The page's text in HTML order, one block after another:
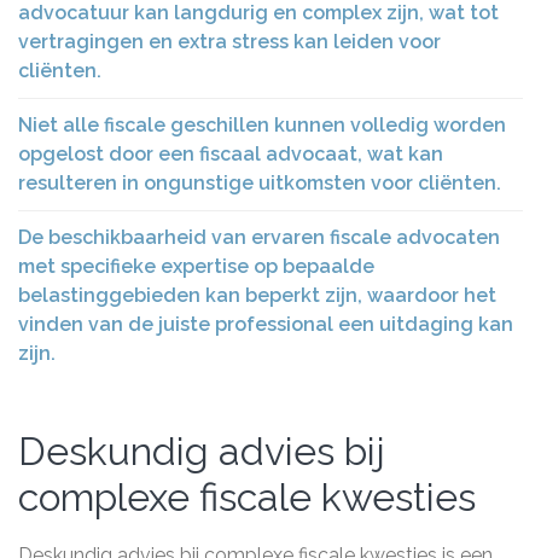
advocatuur kan langdurig en complex zijn, wat tot
vertragingen en extra stress kan leiden voor
cliënten.
Niet alle fiscale geschillen kunnen volledig worden
opgelost door een fiscaal advocaat, wat kan
resulteren in ongunstige uitkomsten voor cliënten.
De beschikbaarheid van ervaren fiscale advocaten
met specifieke expertise op bepaalde
belastinggebieden kan beperkt zijn, waardoor het
vinden van de juiste professional een uitdaging kan
zijn.
Deskundig advies bij
complexe fiscale kwesties